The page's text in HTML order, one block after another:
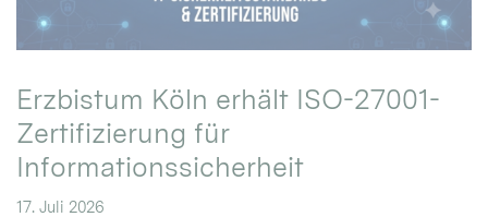
Erzbistum Köln erhält ISO-27001-
Zertifizierung für
Informationssicherheit
17. Juli 2026